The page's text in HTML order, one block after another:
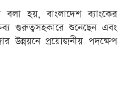
বলা হয়, বাংলাদেশ ব্যাংকের
গুরুত্বসহকারে শুনেছেন এবং
উন্নয়নে প্রয়োজনীয় পদক্ষেপ